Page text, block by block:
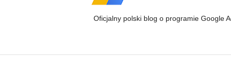
Oficjalny polski blog o programie Google